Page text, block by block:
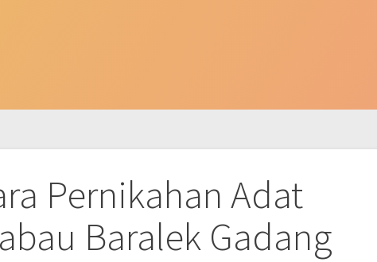
Pernikahan Adat
Baralek Gadang